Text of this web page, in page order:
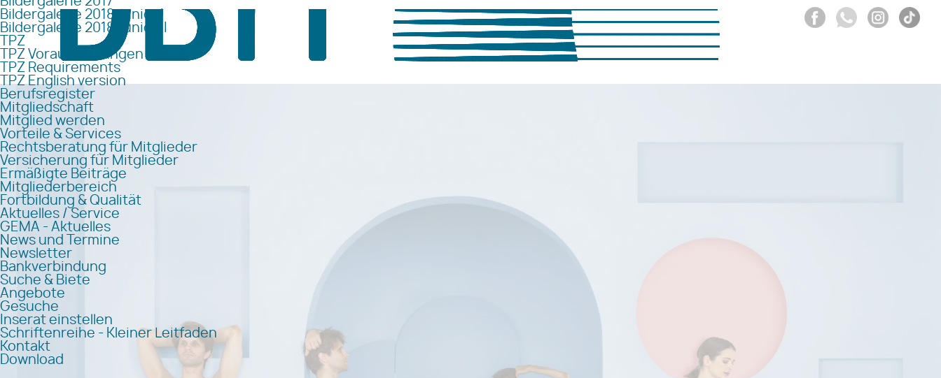
Bildergalerie 2018 Junior I
Bildergalerie 2018 Junior II
TPZ
TPZ Voraussetzungen
TPZ Requirements
TPZ English version
Berufsregister
Mitgliedschaft
Mitglied werden
Vorteile & Services
Rechtsberatung für Mitglieder
Versicherung für Mitglieder
Ermäßigte Beiträge
Mitgliederbereich
Fortbildung & Qualität
Aktuelles / Service
GEMA - Aktuelles
News und Termine
Newsletter
Bankverbindung
Suche & Biete
Angebote
Gesuche
Inserat einstellen
Schriftenreihe - Kleiner Leitfaden
Kontakt
Download